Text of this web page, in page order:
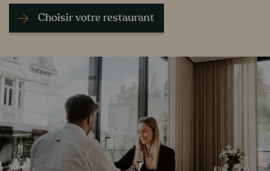
Choisir votre restaurant